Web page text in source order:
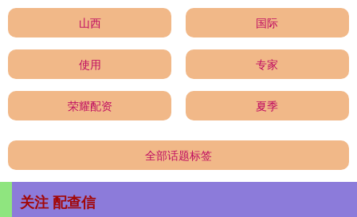
山西 国际
使用 专家
荣耀配资 夏季
全部话题标签
关注 配查信